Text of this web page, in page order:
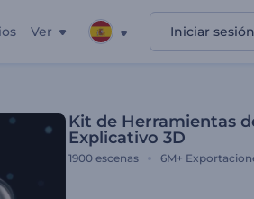
Ver Iniciar sesión
Kit de Herramientas
Explicativo 3D
1900 escenas 6M+